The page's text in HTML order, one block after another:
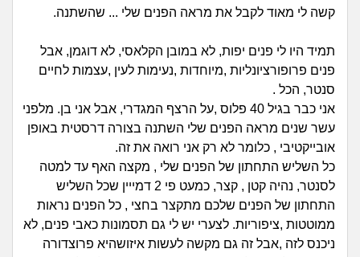
מה קורה כאן?
מתחם הטיפים
זוגיות
היריון ולידה
הורות ומשפחה
חיפוש שאלות
הרשמה | התחברות
קשה לי מאוד לקבל את מראה הפנים שלי ... שהשתנה.
תמיד היו לי פנים יפות, לא במובן הקלאסי, לא דוגמן, אבל
פנים פרופורציונליות ,מיוחדות ,נעימות לעין ,עצמות לחיים
סנטר, הכל .
אני כבר בגיל 40 פלוס ,על הרצף המגדרי, אבל אני בן. מלפני
עשר שנים מראה הפנים שלי השתנה בצורה דרסטית באופן
אובייקטיבי , כלומר לא רק אני רואה את זה.
כל השליש התחתון של הפנים שלי , מקצה האף עד למטה
לסנטר, נהיה קטן , קצר, כמעט פי 2 דמייין שכל השליש
התחתון של הפנים שלכם מתקצר בחצי , כל הפנים נראות
ממוטטות ,ציפוריות. לצערי יש לי גם תסמונות כאבי פנים, לא
ניכנס לזה ,אבל זה גם מקשה לעשות איזושהיא פרוצדורה